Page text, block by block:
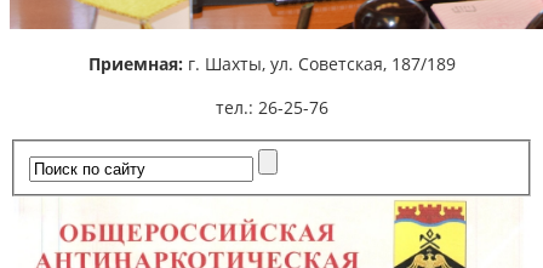
Приемная: г. Шахты, ул. Советская, 187/189
тел.: 26-25-76